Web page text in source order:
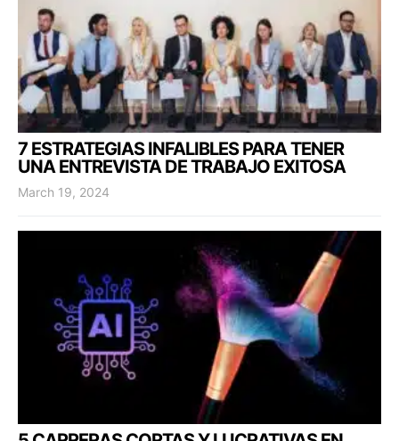
7 ESTRATEGIAS INFALIBLES PARA TENER
UNA ENTREVISTA DE TRABAJO EXITOSA
March 19, 2024